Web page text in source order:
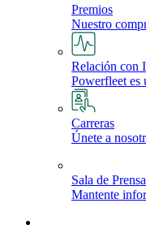
Premios
Nuestro
Relación con
Powerfleet es
Carreras
Únete a
Sala de Prensa
Mantente